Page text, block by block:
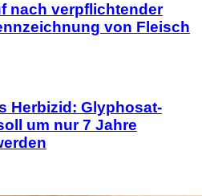
nach verpflichtender
von Fleisch
Herbizid: Glyphosat-
um nur 7 Jahre